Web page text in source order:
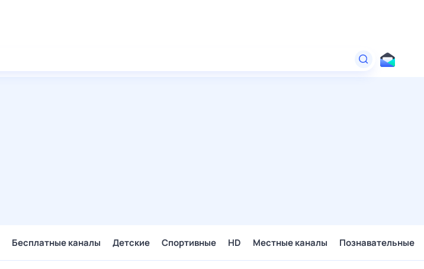
Бесплатные каналы Детские Спортивные HD Местные каналы Познавательные